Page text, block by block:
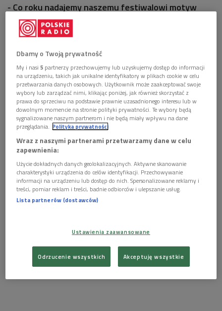
- Co roku nadajemy naszemu festiwalowi motyw
przewodni. W tym roku stawiamy na Ziemię, której
wielowymiarowość będziemy ukazywać w różnych
utworach – podkreśliła Joanna Wnuk-Nazarowa,
opowiadając o katowickim wydarzeniu, który
rozpoczyna się w piątek 12 maja.
AUDIO 1 plik
 17'49 
Joanna Wnuk-Nazarowa o festiwalu "Katowice
Kultura Natura" (Poranek Dwójki)
Dbamy o Twoją prywatność
My i nasi5 partnerzy przechowujemy lub uzyskujemy dostęp do informacji
na urządzeniu, takich jak unikalne identyfikatory w plikach cookie w celu
przetwarzania danych osobowych. Użytkownik może zaakceptować swoje
wybory lub zarządzać nimi, klikając poniżej, jak również skorzystać z
prawa do sprzeciwu na podstawie prawnie uzasadnionego interesu lub w
dowolnym momencie na stronie polityki prywatności. Te wybory będą
sygnalizowane naszym partnerom i nie będą miały wpływu na dane
przeglądania. Polityka prywatności
Wraz z naszymi partnerami przetwarzamy dane w celu
zapewnienia:
Użycie dokładnych danych geolokalizacyjnych. Aktywne skanowanie
charakterystyki urządzenia do celów identyfikacji. Przechowywanie
informacji na urządzeniu lub dostęp do nich. Spersonalizowane reklamy i
treści, pomiar reklam i treści, badnie odbiorców i ulepszanie usług.
Lista partnerów (dostawców)
Ustawienia zaawansowane
Odrzucenie wszystkich Akceptuję wszystkie